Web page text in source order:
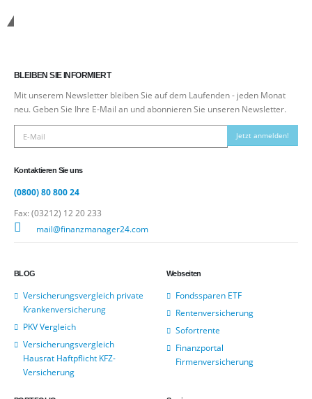
BLEIBEN SIE INFORMIERT
Mit unserem Newsletter bleiben Sie auf dem Laufenden - jeden Monat
neu. Geben Sie Ihre E-Mail an und abonnieren Sie unseren Newsletter.
Jetzt anmelden!
Kontaktieren Sie uns
(0800) 80 800 24
Fax: (03212) 12 20 233
mail@finanzmanager24.com
BLOG
Versicherungsvergleich private
Krankenversicherung
PKV Vergleich
Versicherungsvergleich
Hausrat Haftpflicht KFZ-
Versicherung
Webseiten
Fondssparen ETF
Rentenversicherung
Sofortrente
Finanzportal
Firmenversicherung